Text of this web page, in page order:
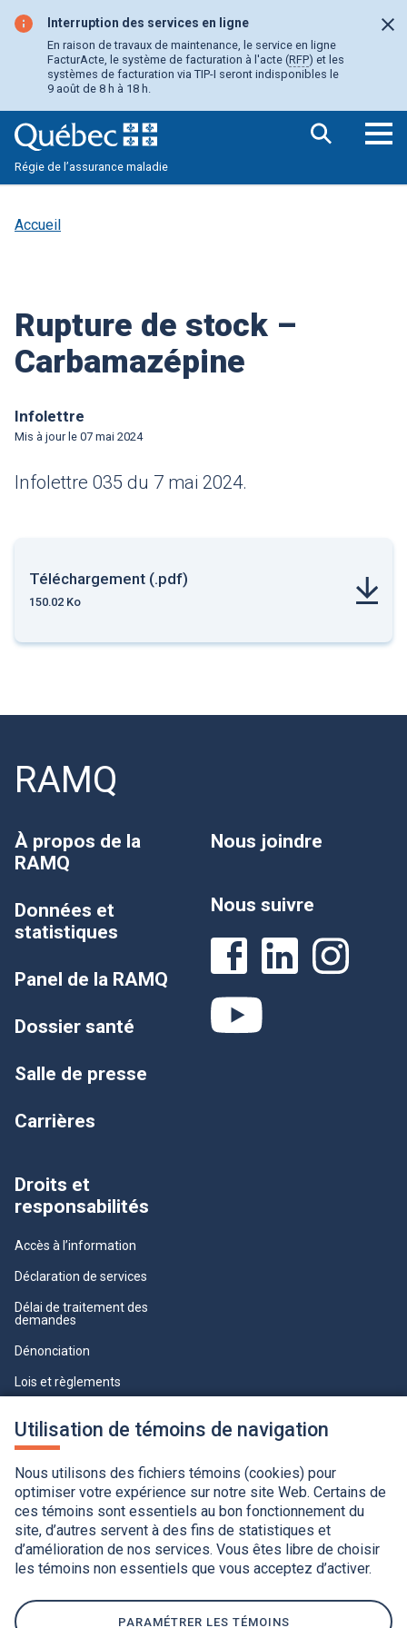
Utilisation de témoins de navigation
Nous utilisons des fichiers témoins (cookies) pour
optimiser votre expérience sur notre site Web. Certains de
ces témoins sont essentiels au bon fonctionnement du
site, d’autres servent à des fins de statistiques et
d’amélioration de nos services. Vous êtes libre de choisir
les témoins non essentiels que vous acceptez d’activer.
PARAMÉTRER LES TÉMOINS
contenu
principal
Interruption des services en ligne
En raison de travaux de maintenance, le service en ligne
FacturActe, le système de facturation à l'acte (RFP) et les
systèmes de facturation via TIP-I seront indisponibles le
9 août de 8 h à 18 h.
Régie de l’assurance maladie
Accueil
Rupture de stock –
Carbamazépine
Infolettre
Mis à jour le 07 mai 2024
Infolettre 035 du 7 mai 2024.
Téléchargement (.pdf)
150.02 Ko
RAMQ
À propos de la
RAMQ
Données et
statistiques
Panel de la RAMQ
Dossier santé
Salle de presse
Carrières
Droits et
responsabilités
Accès à l’information
Déclaration de services
Délai de traitement des
demandes
Dénonciation
Lois et règlements
professionnelle
Nous joindre
Nous suivre
Accessibilité
Application de la Charte de la langue française
Politique de confidentialité
Québec.ca
Ce